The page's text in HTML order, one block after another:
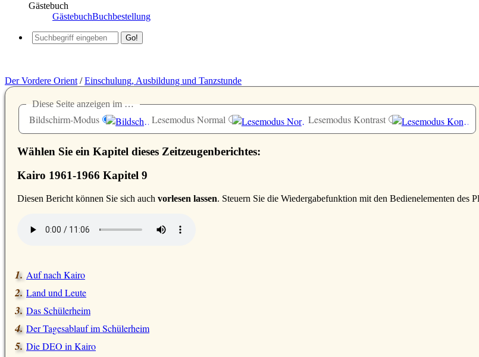
Gästebuch
GästebuchBuchbestellung
Der Vordere Orient/Einschulung, Ausbildung und Tanzstunde
Diese Seite anzeigen im …
Bildschirm-Modus Lesemodus Normal Lesemodus Kontrast
Wählen Sie ein Kapitel dieses Zeitzeugenberichtes:
Kairo 1961-1966 Kapitel 9
Diesen Bericht können Sie sich auch vorlesen lassen. Steuern Sie die Wiedergabefunktion mit den Bedienelementen des
Auf nach Kairo
Land und Leute
Das Schülerheim
Der Tagesablauf im Schülerheim
Die DEO in Kairo